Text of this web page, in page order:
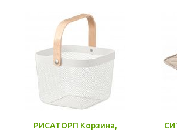
РИСАТОРП Корзина,